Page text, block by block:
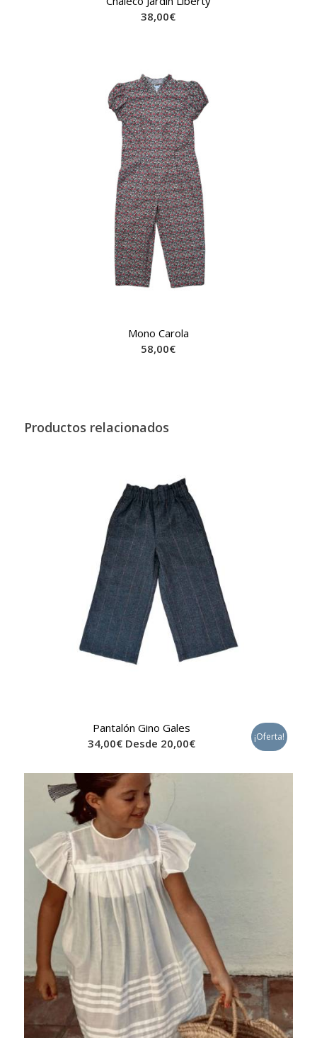
38,00€
Mono Carola
58,00€
Productos relacionados
Pantalón Gino Gales
34,00€ Desde 20,00€ ¡Oferta!